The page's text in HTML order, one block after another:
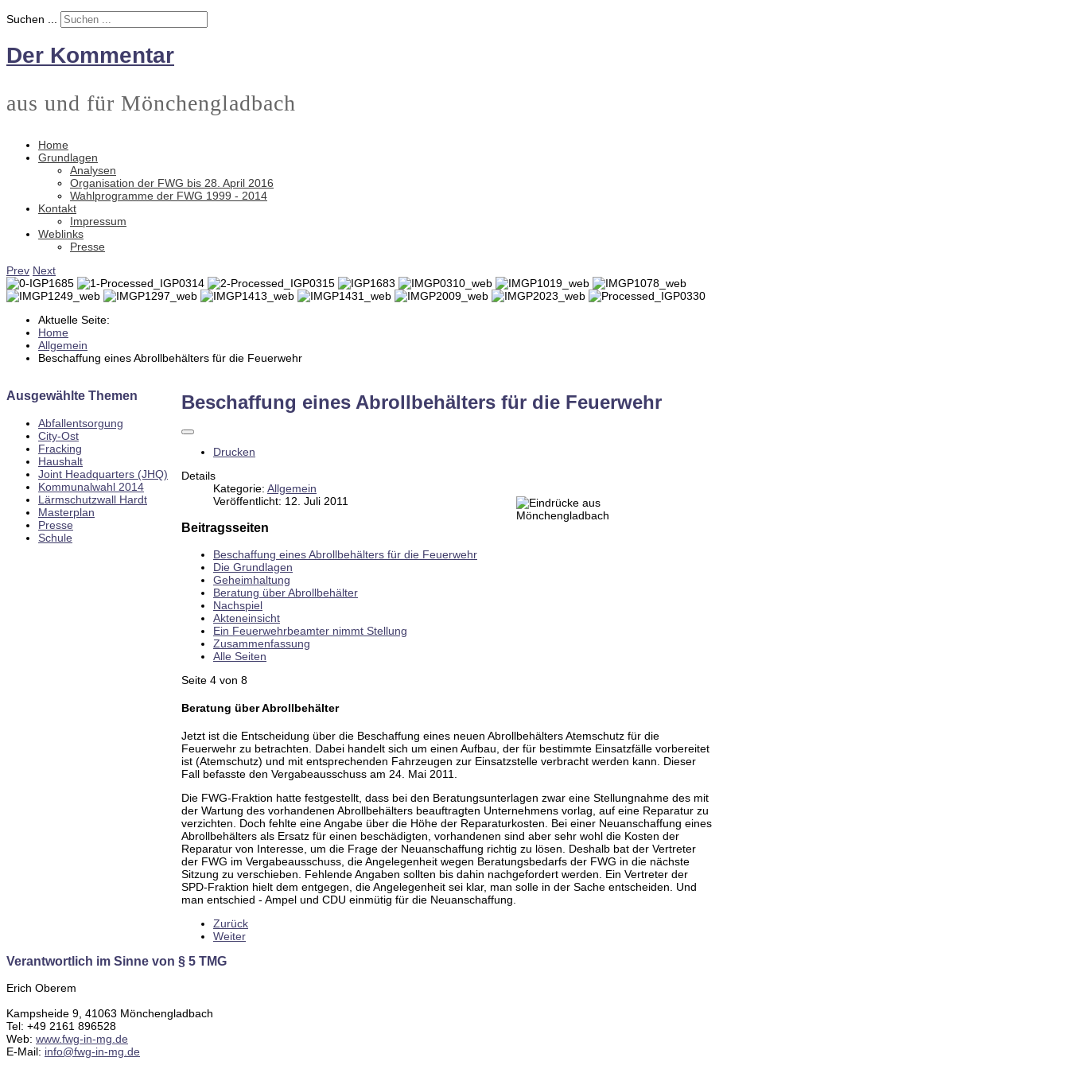
Suchen ...
Der Kommentar
aus und für Mönchengladbach
Home
Grundlagen
Analysen
Organisation der FWG bis 28. April 2016
Wahlprogramme der FWG 1999 - 2014
Kontakt
Impressum
Weblinks
Presse
Prev Next
Aktuelle Seite:
Home
Allgemein
Beschaffung eines Abrollbehälters für die Feuerwehr
Ausgewählte Themen
Abfallentsorgung
City-Ost
Fracking
Haushalt
Joint Headquarters (JHQ)
Kommunalwahl 2014
Lärmschutzwall Hardt
Masterplan
Presse
Schule
Beschaffung eines Abrollbehälters für die Feuerwehr
Drucken
Details
Kategorie: Allgemein
Veröffentlicht: 12. Juli 2011
Beitragsseiten
Beschaffung eines Abrollbehälters für die Feuerwehr
Die Grundlagen
Geheimhaltung
Beratung über Abrollbehälter
Nachspiel
Akteneinsicht
Ein Feuerwehrbeamter nimmt Stellung
Zusammenfassung
Alle Seiten
Seite 4 von 8
Beratung über Abrollbehälter
Jetzt ist die Entscheidung über die Beschaffung eines neuen Abrollbehälters Atemschutz für die
Feuerwehr zu betrachten. Dabei handelt sich um einen Aufbau, der für bestimmte Einsatzfälle vorbereitet
ist (Atemschutz) und mit entsprechenden Fahrzeugen zur Einsatzstelle verbracht werden kann. Dieser
Fall befasste den Vergabeausschuss am 24. Mai 2011.
Die FWG-Fraktion hatte festgestellt, dass bei den Beratungsunterlagen zwar eine Stellungnahme des mit
der Wartung des vorhandenen Abrollbehälters beauftragten Unternehmens vorlag, auf eine Reparatur zu
verzichten. Doch fehlte eine Angabe über die Höhe der Reparaturkosten. Bei einer Neuanschaffung eines
Abrollbehälters als Ersatz für einen beschädigten, vorhandenen sind aber sehr wohl die Kosten der
Reparatur von Interesse, um die Frage der Neuanschaffung richtig zu lösen. Deshalb bat der Vertreter
der FWG im Vergabeausschuss, die Angelegenheit wegen Beratungsbedarfs der FWG in die nächste
Sitzung zu verschieben. Fehlende Angaben sollten bis dahin nachgefordert werden. Ein Vertreter der
SPD-Fraktion hielt dem entgegen, die Angelegenheit sei klar, man solle in der Sache entscheiden. Und
man entschied - Ampel und CDU einmütig für die Neuanschaffung.
Zurück
Weiter
Verantwortlich im Sinne von § 5 TMG
Erich Oberem
Kampsheide 9, 41063 Mönchengladbach
Tel: +49 2161 896528
Web: www.fwg-in-mg.de
E-Mail: info@fwg-in-mg.de